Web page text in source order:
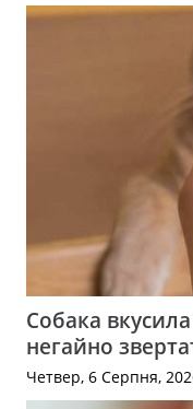
Собака
негайно
Четвер, 6 Серпня,